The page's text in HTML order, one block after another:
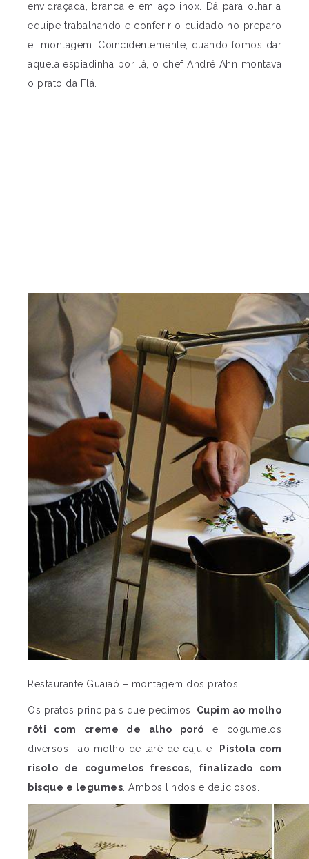
envidraçada, branca e em aço inox. Dá para olhar a
equipe trabalhando e conferir o cuidado no preparo
e montagem. Coincidentemente, quando fomos dar
aquela espiadinha por lá, o chef André Ahn montava
o prato da Flá.
Restaurante Guaiaó – montagem dos pratos
Os pratos principais que pedimos: Cupim ao molho
rôti com creme de alho poró e cogumelos
diversos ao molho de tarê de caju e
Pistola com
risoto de cogumelos frescos, finalizado com
bisque e legumes . Ambos lindos e deliciosos.